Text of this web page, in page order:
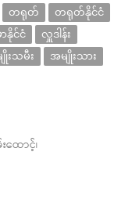
တရုတ်
တရုတ်နိုင်ငံ
ာနိုင်ငံ
လှူဒါန်း
းသမီး အမျိုးသား
ောင့်၊